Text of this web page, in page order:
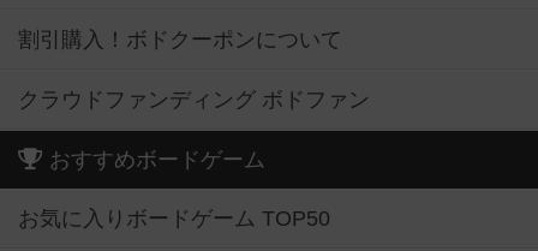
割引購入！ボドクーポンについて
クラウドファンディング ボドファン
おすすめボードゲーム
お気に入りボードゲーム TOP50